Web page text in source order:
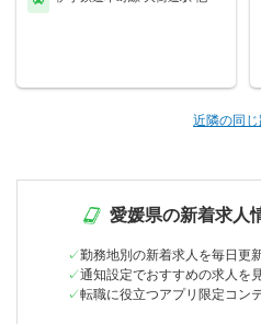
近隣の同
愛媛県の新着求人
勤務地別の新着求人を毎日更
通知設定でおすすめの求人を
転職に役立つアプリ限定コン